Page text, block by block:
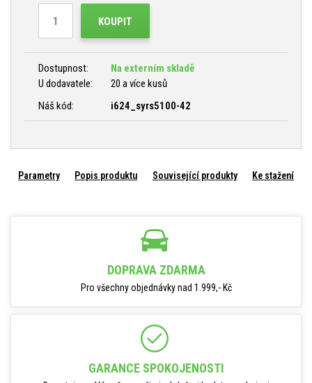
KOUPIT
Dostupnost:
Na externím skladě
U dodavatele:
20 a více kusů
Náš kód:
i624_syrs5100-42
Parametry Popis produktu Související produkty Ke stažení
DOPRAVA ZDARMA
Pro všechny objednávky nad 1.999,- Kč
GARANCE SPOKOJENOSTI